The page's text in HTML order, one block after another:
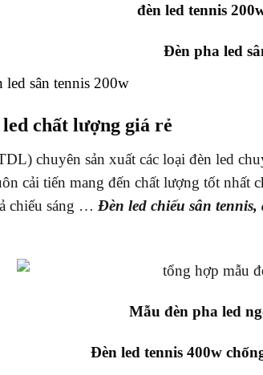
đèn led tennis
Đèn pha led
led sân tennis 200w
chất lượng giá rẻ
chuyên sản xuất các loại đèn led
cải tiến mang đến chất lượng tốt nhất
chiếu sáng … Đèn led chiếu sân tennis,
Mẫu đèn pha led
Đèn led tennis 400w